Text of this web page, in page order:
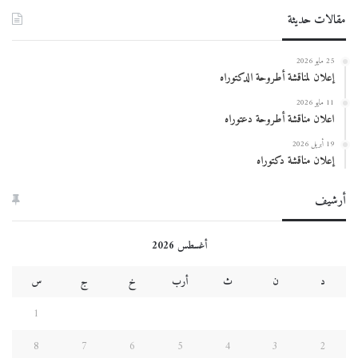
مقالات حديثة
25 مايو 2026
إعلان لمناقشة أطروحة الدكتوراه
11 مايو 2026
اعلان مناقشة أطروحة دعتوراه
19 أبريل 2026
إعلان مناقشة دكتوراه
أرشيف
أغسطس 2026
د
ن ث أرب خ ج
س
1
2
3
4
5
6
7
8